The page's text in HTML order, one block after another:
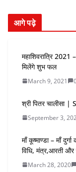
आगे पढ़े
महाशिवरात्रि 2021
मिलेंगे शुभ फल
March 9, 2021
श्री पितर चालीसा
September 3,
माँ कूष्माण्डा – माँ
विधि, मंत्र,आरती और
March 28, 2020